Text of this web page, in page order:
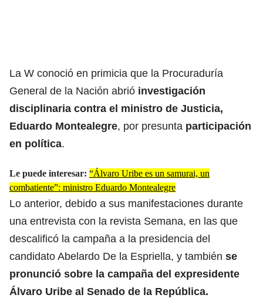
La W conoció en primicia que la Procuraduría
General de la Nación abrió investigación
disciplinaria contra el ministro de Justicia,
Eduardo Montealegre, por presunta participación
en política.
Le puede interesar: “Álvaro Uribe es un samurai, un
combatiente”: ministro Eduardo Montealegre
Lo anterior, debido a sus manifestaciones durante
una entrevista con la revista Semana, en las que
descalificó la campaña a la presidencia del
candidato Abelardo De la Espriella, y también se
pronunció sobre la campaña del expresidente
Álvaro Uribe al Senado de la República.